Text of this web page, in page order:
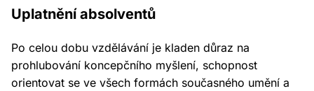
Uplatnění absolventů
Po celou dobu vzdělávání je kladen důraz na
prohlubování koncepčního myšlení, schopnost
orientovat se ve všech formách současného umění a